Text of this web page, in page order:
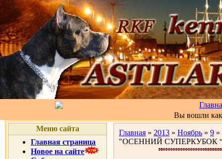
Вы вошли
Меню сайта
Главная страница
Новое на сайте
Главная » 2013 » Ноябрь » 9
"ОСЕННИЙ СУПЕРКУБОК